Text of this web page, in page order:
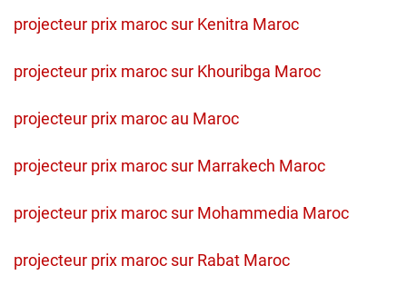
projecteur prix maroc sur Kenitra Maroc
projecteur prix maroc sur Khouribga Maroc
projecteur prix maroc au Maroc
projecteur prix maroc sur Marrakech Maroc
projecteur prix maroc sur Mohammedia Maroc
projecteur prix maroc sur Rabat Maroc